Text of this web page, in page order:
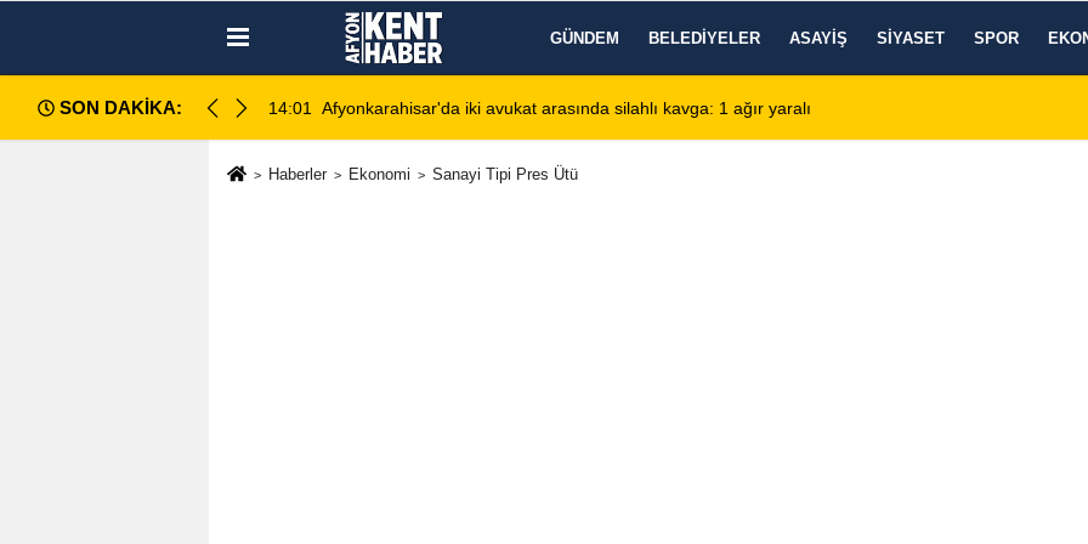
GÜNDEM BELEDIYELER ASAYIŞ SIYASET SPOR
SON DAKİKA:
kavga: 1 ağır yaralı 13:28 Emirdağ Devlet Hastanesi'nde KBB Uzmanı hasta kabulüne başlıyor Google
Haberler Ekonomi Sanayi Tipi Pres Ütü